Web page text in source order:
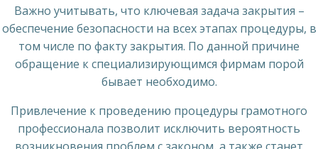
Важно учитывать, что ключевая задача закрытия –
обеспечение безопасности на всех этапах процедуры, в
том числе по факту закрытия. По данной причине
обращение к специализирующимся фирмам порой
бывает необходимо.
Привлечение к проведению процедуры грамотного
профессионала позволит исключить вероятность